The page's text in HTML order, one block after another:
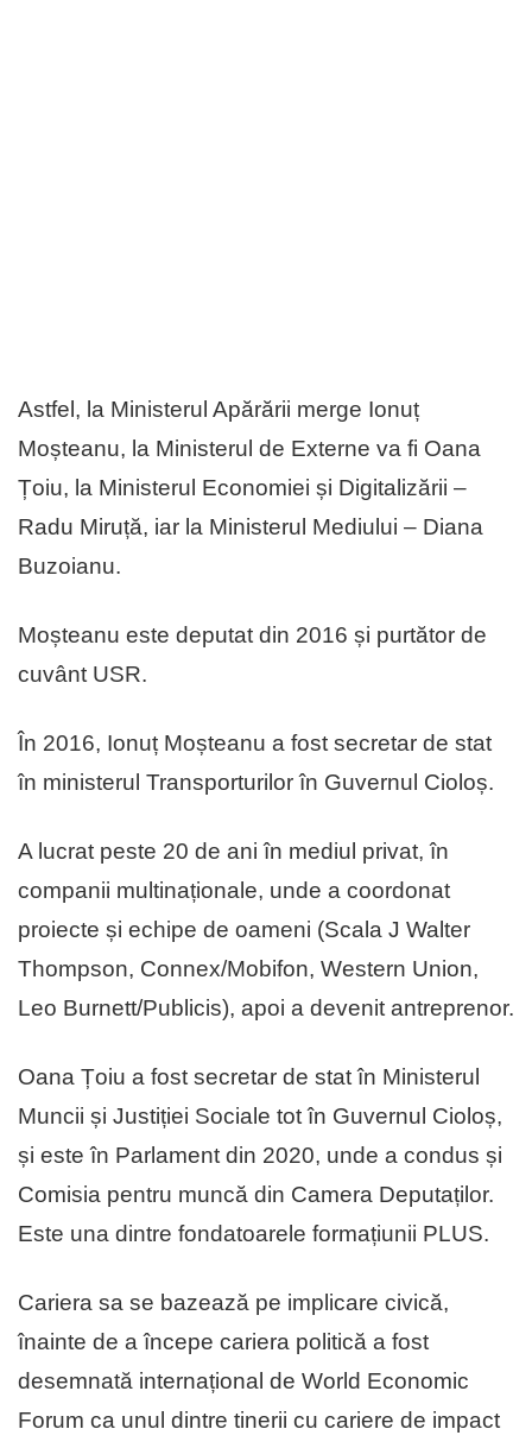
Astfel, la Ministerul Apărării merge Ionuț
Moșteanu, la Ministerul de Externe va fi Oana
Țoiu, la Ministerul Economiei și Digitalizării –
Radu Miruță, iar la Ministerul Mediului – Diana
Buzoianu.
Moșteanu este deputat din 2016 și purtător de
cuvânt USR.
În 2016, Ionuț Moșteanu a fost secretar de stat
în ministerul Transporturilor în Guvernul Cioloș.
A lucrat peste 20 de ani în mediul privat, în
companii multinaționale, unde a coordonat
proiecte și echipe de oameni (Scala J Walter
Thompson, Connex/Mobifon, Western Union,
Leo Burnett/Publicis), apoi a devenit antreprenor.
Oana Țoiu a fost secretar de stat în Ministerul
Muncii și Justiției Sociale tot în Guvernul Cioloș,
și este în Parlament din 2020, unde a condus și
Comisia pentru muncă din Camera Deputaților.
Este una dintre fondatoarele formațiunii PLUS.
Cariera sa se bazează pe implicare civică,
înainte de a începe cariera politică a fost
desemnată internațional de World Economic
Forum ca unul dintre tinerii cu cariere de impact